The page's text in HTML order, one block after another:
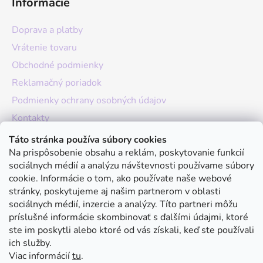
Táto stránka používa súbory cookies
Na prispôsobenie obsahu a reklám, poskytovanie funkcií
sociálnych médií a analýzu návštevnosti používame súbory
cookie. Informácie o tom, ako používate naše webové
stránky, poskytujeme aj našim partnerom v oblasti
sociálnych médií, inzercie a analýzy. Títo partneri môžu
príslušné informácie skombinovať s ďalšími údajmi, ktoré
ste im poskytli alebo ktoré od vás získali, keď ste používali
ich služby.
Viac informáciítu.
Doprava a platby
Vrátenie tovaru
Obchodné podmienky
Reklamačný poriadok
Podmienky ochrany osobných údajov
Kontakty
O nás
Hodnotenie obchodu
Moja objednávka
Instagram